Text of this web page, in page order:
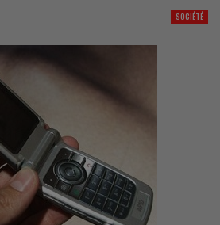
SOCIÉTÉ